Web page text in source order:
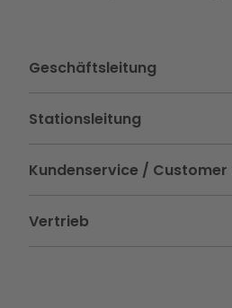
Abschnitt schließen:
Geschäftsleitung
Abschnitt schließen:
Stationsleitung
Abschnitt schließen:
Kundenservice / Customer
Abschnitt schließen:
Vertrieb